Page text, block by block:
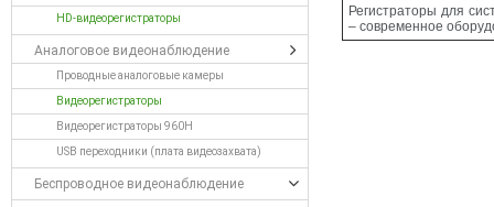
HD-видеорегистраторы
Аналоговое видеонаблюдение
Проводные аналоговые камеры
Видеорегистраторы
Видеорегистраторы 960H
USB переходники (плата видеозахвата)
Беспроводное видеонаблюдение
Регистраторы для
– современное